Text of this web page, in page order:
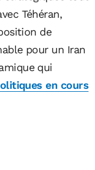
Téhéran,
de
pour un Iran
qui
en cours